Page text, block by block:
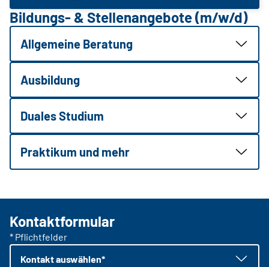
Bildungs- & Stellenangebote (m/w/d)
Allgemeine Beratung
Ausbildung
Duales Studium
Praktikum und mehr
Kontaktformular
* Pflichtfelder
Kontakt auswählen*